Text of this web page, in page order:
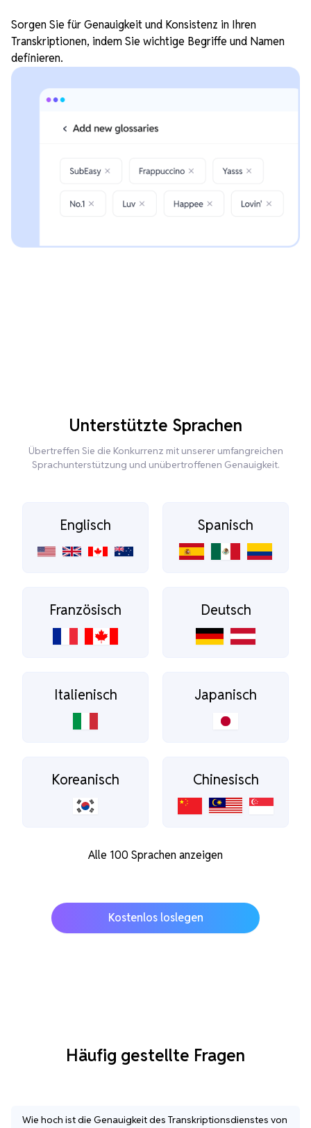
Sorgen Sie für Genauigkeit und Konsistenz in Ihren
Transkriptionen, indem Sie wichtige Begriffe und Namen
definieren.
Unterstützte Sprachen
Übertreffen Sie die Konkurrenz mit unserer umfangreichen
Sprachunterstützung und unübertroffenen Genauigkeit.
Englisch Spanisch
Französisch Deutsch
Italienisch Japanisch
Koreanisch Chinesisch
Alle 100 Sprachen anzeigen
Kostenlos loslegen
Häufig gestellte Fragen
Wie hoch ist die Genauigkeit des Transkriptionsdienstes von